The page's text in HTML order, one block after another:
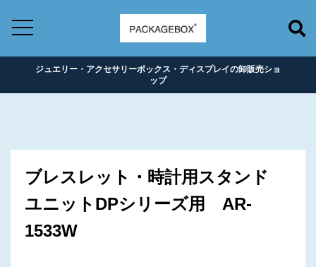
ジュエリー・アクセサリーボックス・ディスプレイの卸販売ショ
ップ
ブレスレット・時計用スタンド
ユニットDPシリーズ用 AR-
1533W